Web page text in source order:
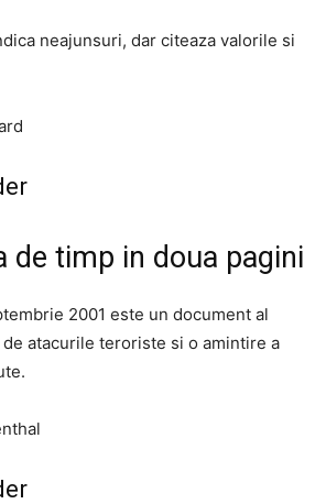
neajunsuri, dar citeaza valorile si
de timp in doua pagini
2001 este un document al
atacurile teroriste si o amintire a